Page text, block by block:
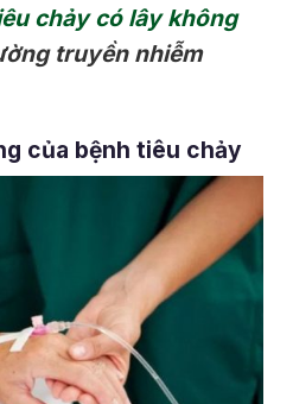
chảy có lây không
truyền nhiễm
của bệnh tiêu chảy